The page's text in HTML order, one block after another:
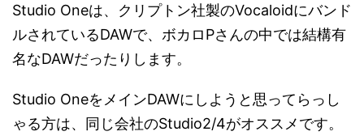
Studio Oneは、クリプトン社製のVocaloidにバンド
ルされているDAWで、ボカロPさんの中では結構有
名なDAWだったりします。
Studio OneをメインDAWにしようと思ってらっし
ゃる方は、同じ会社のStudio2/4がオススメです。